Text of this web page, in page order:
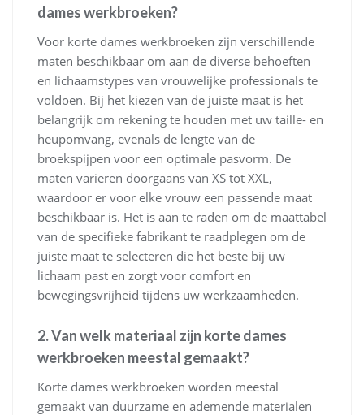
dames werkbroeken?
Voor korte dames werkbroeken zijn verschillende
maten beschikbaar om aan de diverse behoeften
en lichaamstypes van vrouwelijke professionals te
voldoen. Bij het kiezen van de juiste maat is het
belangrijk om rekening te houden met uw taille- en
heupomvang, evenals de lengte van de
broekspijpen voor een optimale pasvorm. De
maten variëren doorgaans van XS tot XXL,
waardoor er voor elke vrouw een passende maat
beschikbaar is. Het is aan te raden om de maattabel
van de specifieke fabrikant te raadplegen om de
juiste maat te selecteren die het beste bij uw
lichaam past en zorgt voor comfort en
bewegingsvrijheid tijdens uw werkzaamheden.
2. Van welk materiaal zijn korte dames
werkbroeken meestal gemaakt?
Korte dames werkbroeken worden meestal
gemaakt van duurzame en ademende materialen